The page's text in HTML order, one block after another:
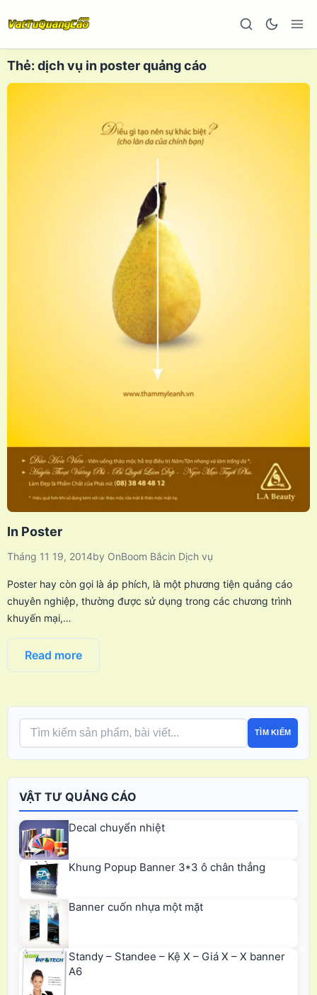
Thẻ: dịch vụ in poster quảng cáo
In Poster
Tháng 11 19, 2014by OnBoom Bắcin Dịch vụ
Poster hay còn gọi là áp phích, là một phương tiện quảng cáo
chuyên nghiệp, thường được sử dụng trong các chương trình
khuyến mại,…
Read more
TÌM KIẾM
VẬT TƯ QUẢNG CÁO
Decal chuyển nhiệt
Khung Popup Banner 3*3 ô chân thẳng
Banner cuốn nhựa một mặt
Standy – Standee – Kệ X – Giá X – X banner
A6